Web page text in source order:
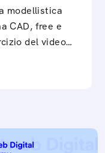
modellistica
CAD, free e
del video…